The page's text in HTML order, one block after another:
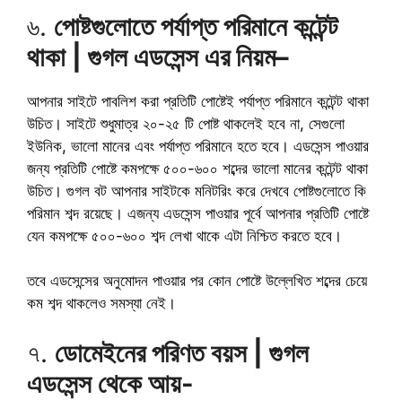
৬. পোষ্টগুলোতে পর্যাপ্ত পরিমানে কন্টেন্ট
থাকা |গুগল এডসেন্স এর নিয়ম–
আপনার সাইটে পাবলিশ করা প্রতিটি পোষ্টেই পর্যাপ্ত পরিমানে কন্টেন্ট থাকা
উচিত। সাইটে শুধুমাত্র ২০-২৫ টি পোষ্ট থাকলেই হবে না, সেগুলো
ইউনিক, ভালো মানের এবং পর্যাপ্ত পরিমানে হতে হবে। এডসেন্স পাওয়ার
জন্য প্রতিটি পোষ্টে কমপক্ষে ৫০০-৬০০ শব্দের ভালো মানের কন্টেন্ট থাকা
উচিত। গুগল বট আপনার সাইটকে মনিটরিং করে দেখবে পোষ্টগুলোতে কি
পরিমান শব্দ রয়েছে। এজন্য এডসেন্স পাওয়ার পূর্বে আপনার প্রতিটি পোষ্টে
যেন কমপক্ষে ৫০০-৬০০ শব্দ লেখা থাকে এটা নিশ্চিত করতে হবে।
তবে এডসেন্সের অনুমোদন পাওয়ার পর কোন পোষ্টে উল্লেখিত শব্দের চেয়ে
কম শব্দ থাকলেও সমস্যা নেই।
৭. ডোমেইনের পরিণত বয়স | গুগল
এডসেন্স থেকে আয়-